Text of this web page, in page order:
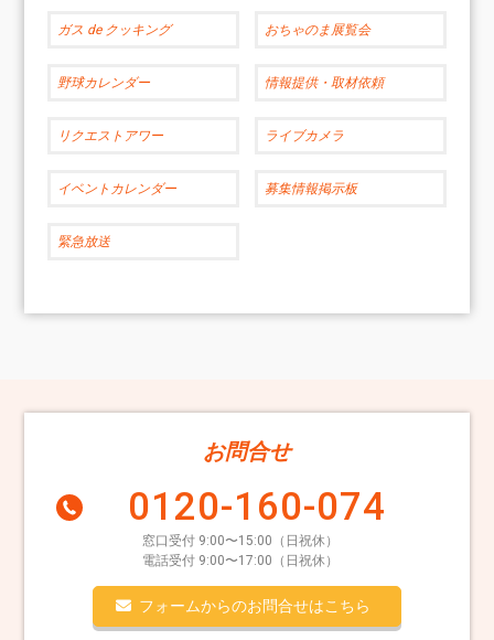
ガス de クッキング おちゃのま展覧会
野球カレンダー 情報提供・取材依頼
リクエストアワー ライブカメラ
イベントカレンダー 募集情報掲示板
緊急放送
お問合せ
0120-160-074
窓口受付 9:00〜15:00（日祝休）
電話受付 9:00〜17:00（日祝休）
フォームからのお問合せはこちら